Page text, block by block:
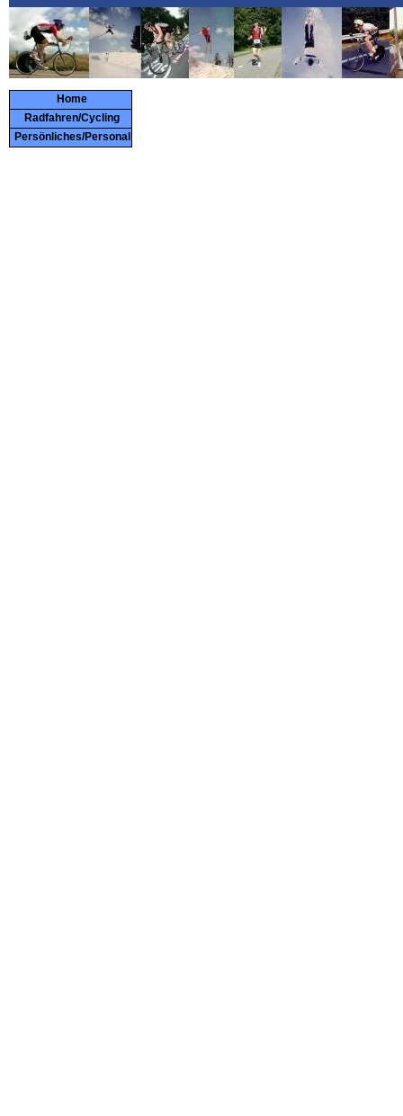
Home
Radfahren/Cycling
Persönliches/Personal